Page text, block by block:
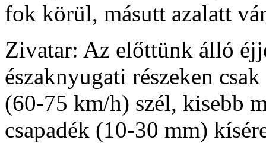
fok körül, másutt azalatt
Zivatar: Az előttünk álló
északnyugati részeken
(60-75 km/h) szél, kisebb
csapadék (10-30 mm)